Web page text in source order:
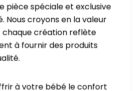
pièce spéciale et exclusive
Nous croyons en la valeur
chaque création reflète
à fournir des produits
à votre bébé le confort